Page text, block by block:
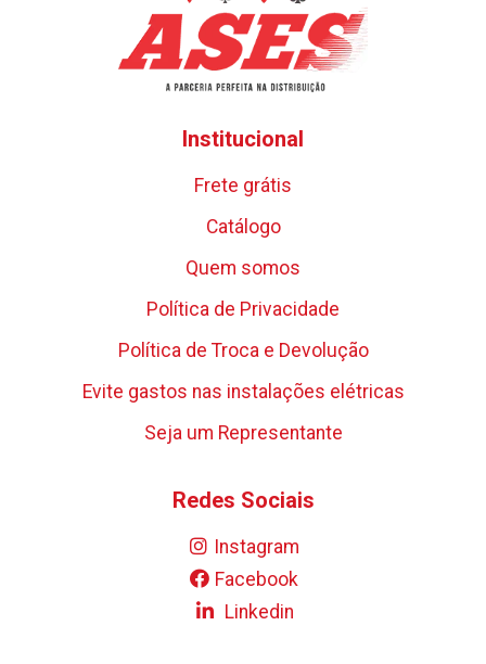
Institucional
Frete grátis
Catálogo
Quem somos
Política de Privacidade
Política de Troca e Devolução
Evite gastos nas instalações elétricas
Seja um Representante
Redes Sociais
Instagram
Facebook
Linkedin